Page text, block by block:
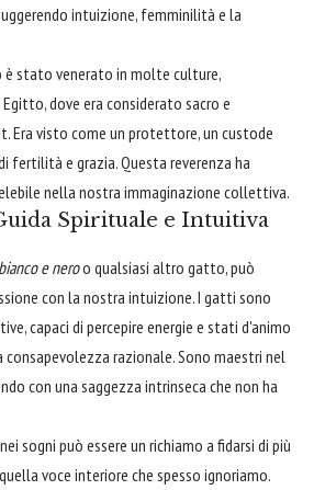
intuizione, femminilità e la
stato venerato in molte culture,
dove era considerato sacro e
Era visto come un protettore, un custode
fertilità e grazia. Questa reverenza ha
nella nostra immaginazione collettiva.
Spirituale e Intuitiva
e neroo qualsiasi altro gatto, può
con la nostra intuizione. I gatti sono
capaci di percepire energie e stati d'animo
razionale. Sono maestri nel
con una saggezza intrinseca che non ha
sogni può essere un richiamo a fidarsi di più
voce interiore che spesso ignoriamo.